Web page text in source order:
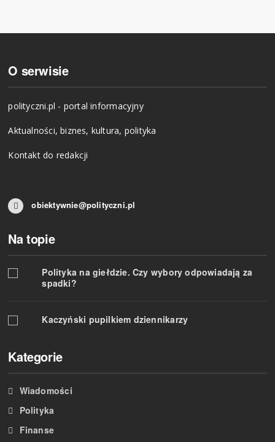
O serwisie
polityczni.pl - portal informacyjny
Aktualności, biznes, kultura, polityka
Kontakt do redakcji
obiektywnie@polityczni.pl
Na topie
Polityka na giełdzie. Czy wybory odpowiadają za
spadki?
Kaczyński pupilkiem dziennikarzy
Kategorie
Wiadomości
Polityka
Finanse